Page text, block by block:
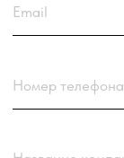
данных